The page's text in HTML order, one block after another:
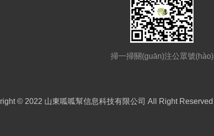
掃一掃關(guān)注公眾號(hào)
© 2022 山東呱呱幫信息科技有限公司 All Right Reserved